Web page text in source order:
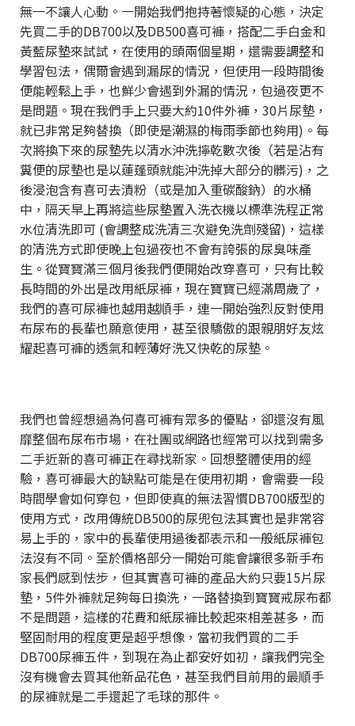
無一不讓人心動。一開始我們抱持著懷疑的心態，決定
先買二手的DB700以及DB500喜可褲，搭配二手白金和
黃藍尿墊來試試，在使用的頭兩個星期，還需要調整和
學習包法，偶爾會遇到漏尿的情況，但使用一段時間後
便能輕鬆上手，也鮮少會遇到外漏的情況，包過夜更不
是問題。現在我們手上只要大約10件外褲，30片尿墊，
就已非常足夠替換（即使是潮濕的梅雨季節也夠用)。每
次將換下來的尿墊先以清水沖洗擰乾數次後（若是沾有
糞便的尿墊也是以蓮蓬頭就能沖洗掉大部分的髒污)，之
後浸泡含有喜可去漬粉（或是加入重碳酸鈉）的水桶
中，隔天早上再將這些尿墊置入洗衣機以標準洗程正常
水位清洗即可 (會調整成洗清三次避免洗劑殘留)，這樣
的清洗方式即使晚上包過夜也不會有誇張的尿臭味產
生。從寶寶滿三個月後我們便開始改穿喜可，只有比較
長時間的外出是改用紙尿褲，現在寶寶已經滿周歲了，
我們的喜可尿褲也越用越順手，連一開始強烈反對使用
布尿布的長輩也願意使用，甚至很驕傲的跟親朋好友炫
耀起喜可褲的透氣和輕薄好洗又快乾的尿墊。
我們也曾經想過為何喜可褲有眾多的優點，卻還沒有風
靡整個布尿布市場，在社團或網路也經常可以找到需多
二手近新的喜可褲正在尋找新家。回想整體使用的經
驗，喜可褲最大的缺點可能是在使用初期，會需要一段
時間學會如何穿包，但即使真的無法習慣DB700版型的
使用方式，改用傳統DB500的尿兜包法其實也是非常容
易上手的，家中的長輩使用過後都表示和一般紙尿褲包
法沒有不同。至於價格部分一開始可能會讓很多新手布
家長們感到怯步，但其實喜可褲的產品大約只要15片尿
墊，5件外褲就足夠每日換洗，一路替換到寶寶戒尿布都
不是問題，這樣的花費和紙尿褲比較起來相差甚多，而
堅固耐用的程度更是超乎想像，當初我們買的二手
DB700尿褲五件，到現在為止都安好如初，讓我們完全
沒有機會去買其他新品花色，甚至我們目前用的最順手
的尿褲就是二手還起了毛球的那件。